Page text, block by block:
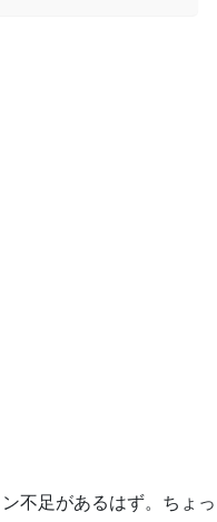
不足があるはず。ちょっ